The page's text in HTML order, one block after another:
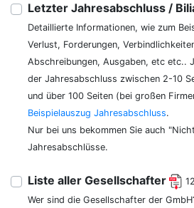
Letzter Jahresabschluss /
Detaillierte Informationen, wie zum
Verlust, Forderungen,
Abschreibungen, Ausgaben, etc etc..
der Jahresabschluss zwischen 2-10
und über 100 Seiten (bei großen
Beispielauszug Jahresabschluss.
Nur bei uns bekommen Sie auch
Jahresabschlüsse.
Liste aller Gesellschafter
Wer sind die Gesellschafter der